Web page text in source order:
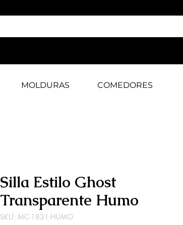
MOLDURAS COMEDORES
Silla Estilo Ghost
Transparente Humo
SKU: MC-1831-HUMO